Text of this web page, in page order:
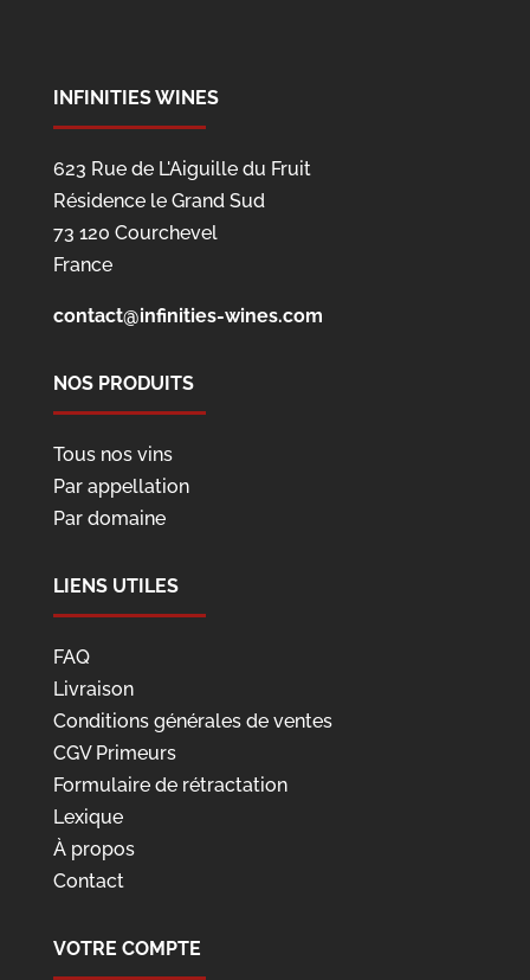
INFINITIES WINES
623 Rue de L'Aiguille du Fruit
Résidence le Grand Sud
73 120 Courchevel
France
contact@infinities-wines.com
NOS PRODUITS
Tous nos vins
Par appellation
Par domaine
LIENS UTILES
FAQ
Livraison
Conditions générales de ventes
CGV Primeurs
Formulaire de rétractation
Lexique
À propos
Contact
VOTRE COMPTE